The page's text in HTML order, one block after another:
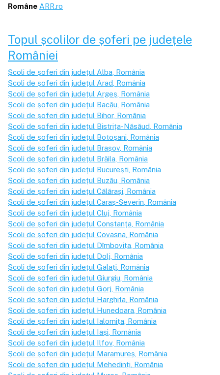
Române ARR.ro
Topul școlilor de șoferi pe județele
României
Școli de șoferi din județul Alba , România
Școli de șoferi din județul Arad , România
Școli de șoferi din județul Argeș , România
Școli de șoferi din județul Bacău , România
Școli de șoferi din județul Bihor, România
Școli de șoferi din județul Bistrița-Năsăud , România
Școli de șoferi din județul Botoșani , România
Școli de șoferi din județul Brașov , România
Școli de șoferi din județul Brăila , România
Școli de șoferi din județul București , România
Școli de șoferi din județul Buzău , România
Școli de șoferi din județul Călărași , România
Școli de șoferi din județul Caraș-Severin , România
Școli de șoferi din județul Cluj , România
Școli de șoferi din județul Constanța , România
Școli de șoferi din județul Covasna , România
Școli de șoferi din județul Dîmbovița , România
Școli de șoferi din județul Dolj , România
Școli de șoferi din județul Galați , România
Școli de șoferi din județul Giurgiu , România
Școli de șoferi din județul Gorj , România
Școli de șoferi din județul Harghita , România
Școli de șoferi din județul Hunedoara , România
Școli de șoferi din județul Ialomița , România
Școli de șoferi din județul Iași , România
Școli de șoferi din județul Ilfov , România
Școli de șoferi din județul Maramureș , România
Școli de șoferi din județul Mehedinți , România